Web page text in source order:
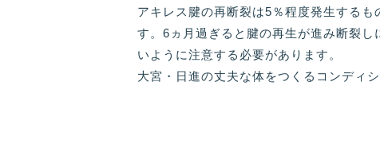
アキレス腱の再断裂は5％程度発生する
す。6ヵ月過ぎると腱の再生が進み断裂
いように注意する必要があります。
大宮・日進の丈夫な体をつくるコンディ